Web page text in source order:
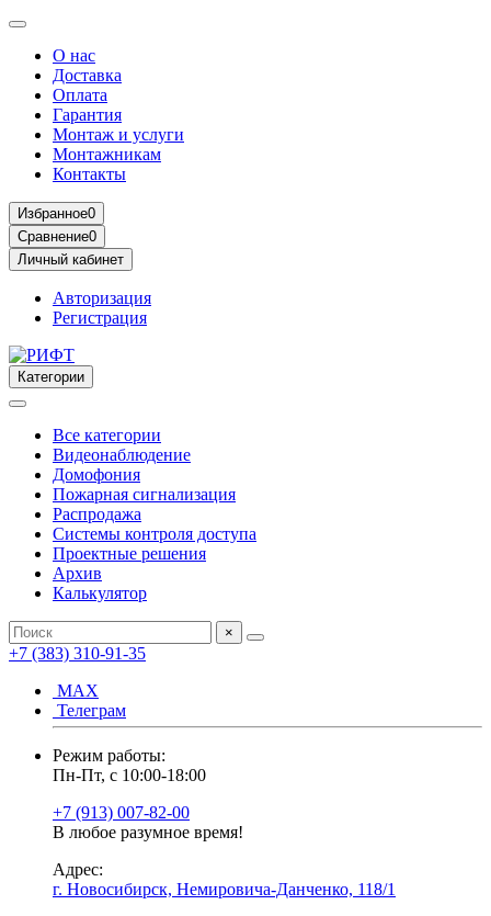
О нас
Доставка
Оплата
Гарантия
Монтаж и услуги
Монтажникам
Контакты
Избранное0
Сравнение0
Личный кабинет
Авторизация
Регистрация
Категории
Все категории
Видеонаблюдение
Домофония
Пожарная сигнализация
Распродажа
Системы контроля доступа
Проектные решения
Архив
Калькулятор
×
+7 (383) 310-91-35
МАХ
Телеграм
Режим работы:
Пн-Пт, с 10:00-18:00
+7 (913) 007-82-00
В любое разумное время!
Адрес:
г. Новосибирск, Немировича-Данченко, 118/1